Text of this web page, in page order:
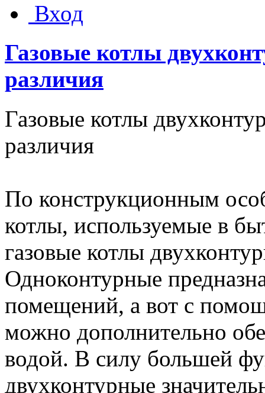
Вход
Газовые котлы
различия
Газовые котлы
различия
По конструкционным
котлы, используемые в
газовые котлы
Одноконтурные
помещений, а вот с
можно дополнительно
водой. В силу большей
двухконтурные